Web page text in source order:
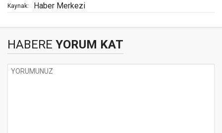
Kaynak: Haber Merkezi
HABERE YORUM KAT